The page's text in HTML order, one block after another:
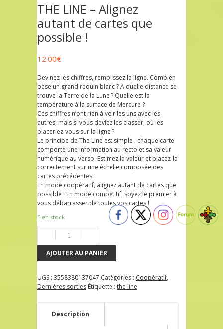
THE LINE – Alignez
autant de cartes que
possible !
12.00€
Devinez les chiffres, remplissez la ligne. Combien
pèse un grand requin blanc ? À quelle distance se
trouve la Terre de la Lune ? Quelle est la
température à la surface de Mercure ?
Ces chiffres n’ont rien à voir les uns avec les
autres, mais si vous deviez les classer, où les
placeriez-vous sur la ligne ?
Le principe de The Line est simple : chaque carte
comporte une information au recto et sa valeur
numérique au verso. Estimez la valeur et placez-la
correctement sur une échelle composée des
cartes précédentes.
En mode coopératif, alignez autant de cartes que
possible ! En mode compétitif, soyez le premier à
vous débarrasser de toutes vos cartes !
5 en stock
AJOUTER AU PANIER
UGS : 3558380137047 Catégories : Coopératif,
Dernières sorties Étiquette : the line
Description